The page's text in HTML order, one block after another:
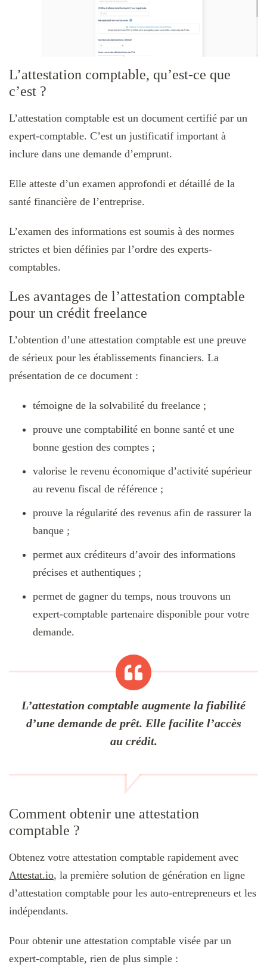
L’attestation comptable, qu’est-ce que
c’est ?
L’attestation comptable est un document certifié par un
expert-comptable. C’est un justificatif important à
inclure dans une demande d’emprunt.
Elle atteste d’un examen approfondi et détaillé de la
santé financière de l’entreprise.
L’examen des informations est soumis à des normes
strictes et bien définies par l’ordre des experts-
comptables.
Les avantages de l’attestation comptable
pour un crédit freelance
L’obtention d’une attestation comptable est une preuve
de sérieux pour les établissements financiers. La
présentation de ce document :
témoigne de la solvabilité du freelance ;
prouve une comptabilité en bonne santé et une
bonne gestion des comptes ;
valorise le revenu économique d’activité supérieur
au revenu fiscal de référence ;
prouve la régularité des revenus afin de rassurer la
banque ;
permet aux créditeurs d’avoir des informations
précises et authentiques ;
permet de gagner du temps, nous trouvons un
expert-comptable partenaire disponible pour votre
demande.
L’attestation comptable augmente la fiabilité
d’une demande de prêt. Elle facilite l’accès
au crédit.
Comment obtenir une attestation
comptable ?
Obtenez votre attestation comptable rapidement avec
Attestat.io, la première solution de génération en ligne
d’attestation comptable pour les auto-entrepreneurs et les
indépendants.
Pour obtenir une attestation comptable visée par un
expert-comptable, rien de plus simple :